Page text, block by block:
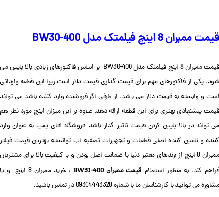
قیمت ممبران 8 اینچ فیلمتک مدل BW30-400
قیمت ممبران 8 اینچ فیلمتک مدل BW30-400 بر اساس فاکتورهای زیادی بالا پایین می
شود. یکی از فاکتورهای مهم برای قیمت گذاری قیمت دلار است زیرا این قطعه وارداتی
است و وابسته به قیمت دلار می باشد. از طرفی اگر فروشنده وارد کننده باشد می تواند
قیمت پیشنهادی بهتری برای این قطعه ارائه دهد. علاوه بر این میزان اینچ مورد نظر هم
می تواند در بالا پایین کردن قیمت تاثیر گذار باشد. فروشگاه آقای پمپ به عنوان وارد
کننده و تامین کننده اصلی قطعات و تجهیزات تصفیه اب توانسته بهترین قیمت فیلتر
ممبران 8 اینچ از برندهای معتبر دنیا با ضمانت اصل بودن و با کیفیت بالا برای مشتریان
فراهم کند. به منظور استعلام قیمت ممبران BW30-400
، خرید ممبران 8 اینچ و یا
مشاوره می توانید با کارشناسان ما با شماره 09304443328 در تماس باشید.